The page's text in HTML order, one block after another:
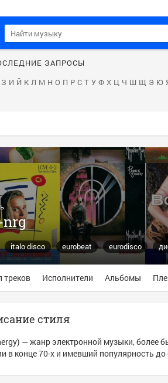
ЗАПРОСЫ
З И Й К Л М Н О П Р С Т У Ф Х Ц Ч Ш Щ Э Ю
italo disco eurobeat eurodisco
треков Исполнители Альбомы
стиля
— жанр электронной музыки, более
в конце 70-х и имевший популярность